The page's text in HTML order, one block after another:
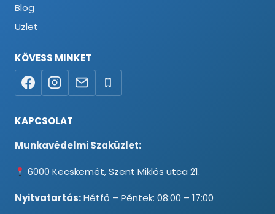
Blog
Üzlet
KÖVESS MINKET
KAPCSOLAT
Munkavédelmi Szaküzlet:
6000 Kecskemét, Szent Miklós utca 21.
Nyitvatartás:Hétfő – Péntek: 08:00 – 17:00